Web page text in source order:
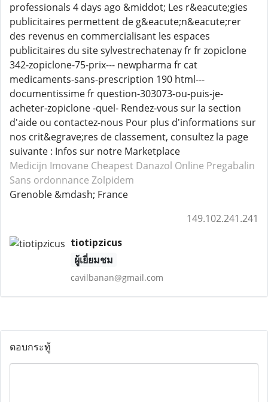
professionals 4 days ago &middot; Les r&eacute;gies
publicitaires permettent de g&eacute;n&eacute;rer
des revenus en commercialisant les espaces
publicitaires du site sylvestrechatenay fr fr zopiclone
342-zopiclone-75-prix--- newpharma fr cat
medicaments-sans-prescription 190 html---
documentissime fr question-303073-ou-puis-je-
acheter-zopiclone -quel- Rendez-vous sur la section
d'aide ou contactez-nous Pour plus d'informations sur
nos crit&egrave;res de classement, consultez la page
suivante : Infos sur notre Marketplace
Medicijn Imovane Cheapest Danazol Online Pregabalin
Sans ordonnance Zolpidem
Grenoble &mdash; France
149.102.241.241
tiotipzicus
ผู้เยี่ยมชม
cavilbanan@gmail.com
ตอบกระทู้